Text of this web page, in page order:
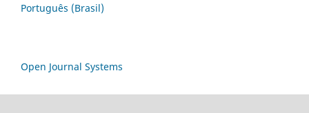
Português (Brasil)
Open Journal Systems